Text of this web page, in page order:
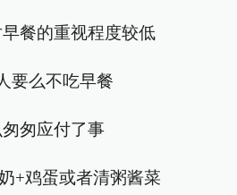
餐的重视程度较低
要么不吃早餐
匆应付了事
+鸡蛋或者清粥酱菜